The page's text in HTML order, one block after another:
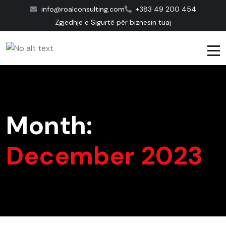
info@roalconsulting.com
+383 49 200 454
Zgjedhje e Sigurtë për biznesin tuaj
Month:
December 2023